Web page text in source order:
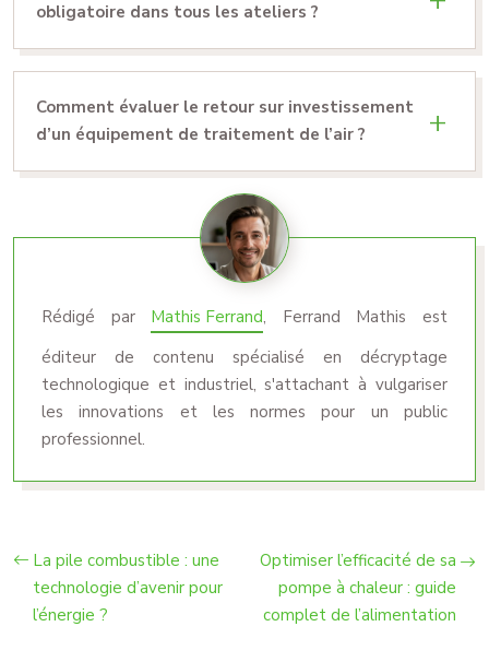
obligatoire dans tous les ateliers ?
Comment évaluer le retour sur investissement
d’un équipement de traitement de l’air ?
Rédigé par Mathis Ferrand, Ferrand Mathis est
éditeur de contenu spécialisé en décryptage
technologique et industriel, s'attachant à vulgariser
les innovations et les normes pour un public
professionnel.
La pile combustible : une
technologie d’avenir pour
l’énergie ?
Optimiser l’efficacité de sa
pompe à chaleur : guide
complet de l’alimentation